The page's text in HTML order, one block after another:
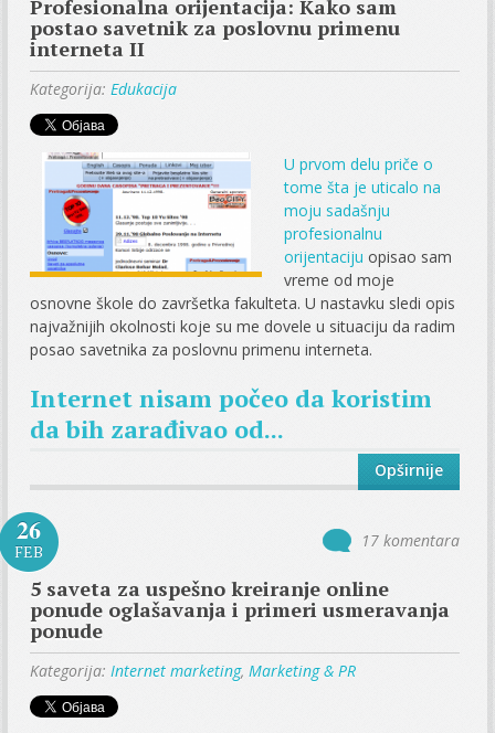
Profesionalna orijentacija: Kako sam
postao savetnik za poslovnu primenu
interneta II
Kategorija:Edukacija
U prvom delu priče o
tome šta je uticalo na
moju sadašnju
profesionalnu
orijentaciju opisao sam
vreme od moje
osnovne škole do završetka fakulteta. U nastavku sledi opis
najvažnijih okolnosti koje su me dovele u situaciju da radim
posao savetnika za poslovnu primenu interneta.
Internet nisam počeo da koristim
da bih zarađivao od...
Opširnije
26
FEB
17 komentara
5 saveta za uspešno kreiranje online
ponude oglašavanja i primeri usmeravanja
ponude
Kategorija: Internet marketing,Marketing & PR